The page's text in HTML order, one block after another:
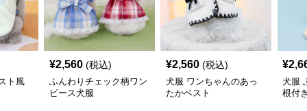
ト風
¥2,560 (税込)
ふんわりチェック柄ワン
ピース犬服
¥2,560 (税込)
犬服 ワンちゃんのあっ
たかベスト
¥
犬服
根付